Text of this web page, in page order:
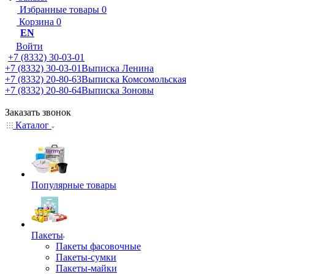
Избранные товары 0
Корзина 0
EN
Войти
+7 (8332) 30-03-01
+7 (8332) 30-03-01Выписка Ленина
+7 (8332) 20-80-63Выписка Комсомольская
+7 (8332) 20-80-64Выписка Зоновы
Заказать звонок
Каталог
Популярные товары
Пакеты
Пакеты фасовочные
Пакеты-сумки
Пакеты-майки